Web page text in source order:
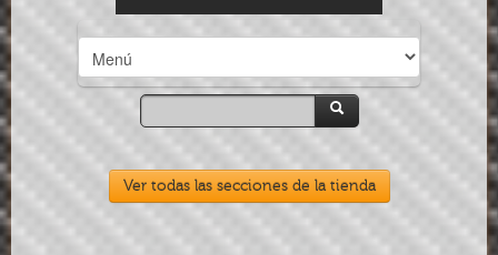
Ver todas las secciones de la tienda